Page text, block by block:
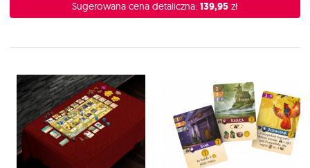
Sugerowana cena detaliczna: 139,95 zł